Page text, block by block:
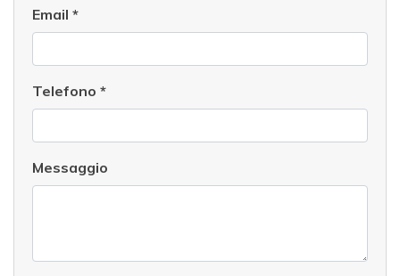
Email *
Telefono *
Messaggio